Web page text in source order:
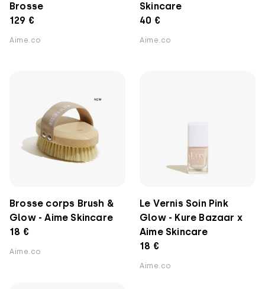
Skincare
40 €
Aime.co
Brosse
129 €
Aime.co
Brosse corps Brush &
Glow - Aime Skincare
18 €
Aime.co
Le Vernis Soin Pink
Glow - Kure Bazaar x
Aime Skincare
18 €
Aime.co